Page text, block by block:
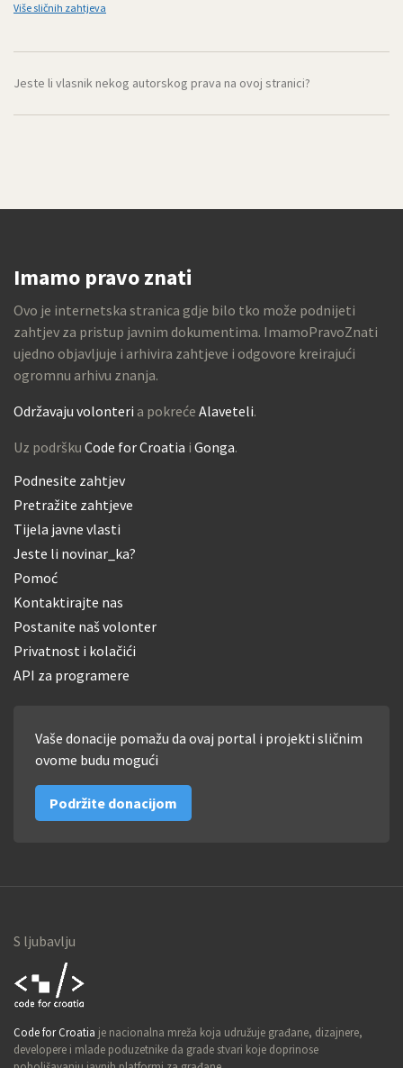
Više sličnih zahtjeva
Jeste li vlasnik nekog autorskog prava na ovoj stranici?
Imamo pravo znati
Ovo je internetska stranica gdje bilo tko može podnijeti
zahtjev za pristup javnim dokumentima. ImamoPravoZnati
ujedno objavljuje i arhivira zahtjeve i odgovore kreirajući
ogromnu arhivu znanja.
Održavaju volonteri a pokreće Alaveteli.
Uz podršku Code for Croatia i Gonga.
Podnesite zahtjev
Pretražite zahtjeve
Tijela javne vlasti
Jeste li novinar_ka?
Pomoć
Kontaktirajte nas
Postanite naš volonter
Privatnost i kolačići
API za programere
Vaše donacije pomažu da ovaj portal i projekti sličnim
ovome budu mogući
Podržite donacijom
S ljubavlju
Croatia
Code for Croatia je nacionalna mreža koja udružuje građane, dizajnere,
developere i mlade poduzetnike da grade stvari koje doprinose